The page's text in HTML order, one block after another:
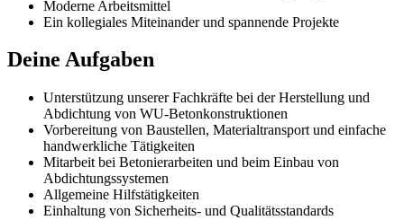
Moderne Arbeitsmittel
Ein kollegiales Miteinander und spannende Projekte
Deine Aufgaben
Unterstützung unserer Fachkräfte bei der Herstellung und
Abdichtung von WU-Betonkonstruktionen
Vorbereitung von Baustellen, Materialtransport und einfache
handwerkliche Tätigkeiten
Mitarbeit bei Betonierarbeiten und beim Einbau von
Abdichtungssystemen
Allgemeine Hilfstätigkeiten
Einhaltung von Sicherheits- und Qualitätsstandards